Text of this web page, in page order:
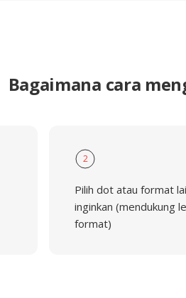
Bagaimana cara
2
Pilih dot atau format
inginkan (mendukung
format)